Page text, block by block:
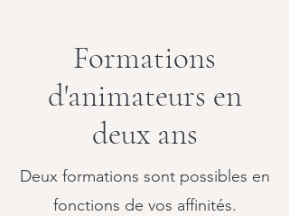
Formations
d'animateurs en
deux ans
Deux formations sont possibles en
fonctions de vos affinités.